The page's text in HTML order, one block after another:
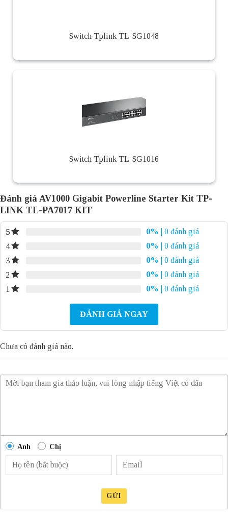
Switch Tplink TL-SG1048
Switch Tplink TL-SG1016
Đánh giá AV1000 Gigabit Powerline Starter Kit TP-
LINK TL-PA7017 KIT
5 0%
| 0 đánh giá
4
0%
| 0 đánh giá
3
0%
| 0 đánh giá
2
0%
| 0 đánh giá
1
0% | 0 đánh giá
ĐÁNH GIÁ NGAY
Chưa có đánh giá nào.
Anh Chị
GỬI